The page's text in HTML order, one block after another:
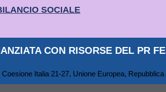
SOCIALE
CON RISORSE DEL PR